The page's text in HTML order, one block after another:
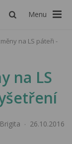
Menu
na LS páteři -
na LS
Brigita 26.10.2016